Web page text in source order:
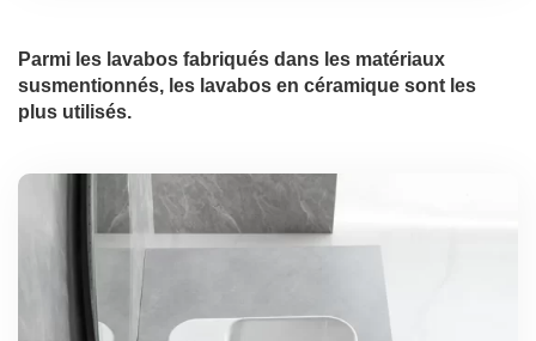
Parmi les lavabos fabriqués dans les matériaux
susmentionnés, les lavabos en céramique sont les
plus utilisés.